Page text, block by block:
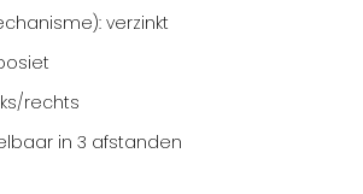
verzinkt
rechts
in 3 afstanden